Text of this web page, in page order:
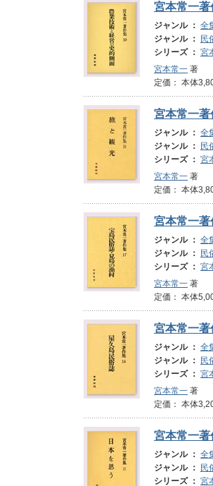
宮本常一
ジャンル ： 全
ジャンル ：
民
シリーズ ： 宮
宮本常一 著
定価： 本体
宮本常一
ジャンル ： 全
ジャンル ：
民
シリーズ ： 宮
宮本常一 著
定価： 本体
宮本常一
ジャンル ： 全
ジャンル ：
民
シリーズ ： 宮
宮本常一 著
定価： 本体
宮本常一
ジャンル ： 全
ジャンル ：
民
シリーズ ： 宮
宮本常一 著
定価： 本体
宮本常一
ジャンル ： 全
ジャンル ：
民
シリーズ ： 宮